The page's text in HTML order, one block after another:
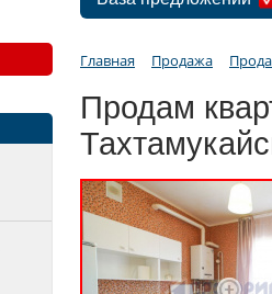
Главная Продажа
Продам